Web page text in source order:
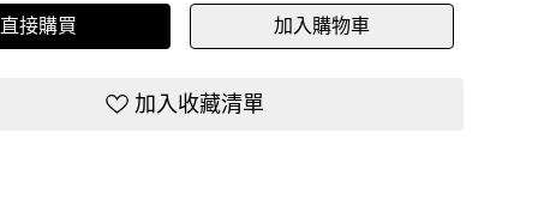
直接購買 加入購物車
加入收藏清單